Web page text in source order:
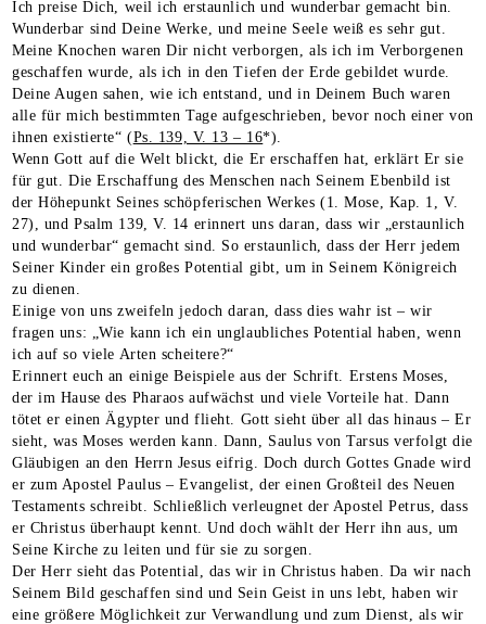
Ich preise Dich, weil ich erstaunlich und wunderbar gemacht bin.
Wunderbar sind Deine Werke, und meine Seele weiß es sehr gut.
Meine Knochen waren Dir nicht verborgen, als ich im Verborgenen
geschaffen wurde, als ich in den Tiefen der Erde gebildet wurde.
Deine Augen sahen, wie ich entstand, und in Deinem Buch waren
alle für mich bestimmten Tage aufgeschrieben, bevor noch einer von
ihnen existierte“ (Ps. 139, V. 13 – 16*).
Wenn Gott auf die Welt blickt, die Er erschaffen hat, erklärt Er sie
für gut. Die Erschaffung des Menschen nach Seinem Ebenbild ist
der Höhepunkt Seines schöpferischen Werkes (1. Mose, Kap. 1, V.
27), und Psalm 139, V. 14 erinnert uns daran, dass wir „erstaunlich
und wunderbar“ gemacht sind. So erstaunlich, dass der Herr jedem
Seiner Kinder ein großes Potential gibt, um in Seinem Königreich
zu dienen.
Einige von uns zweifeln jedoch daran, dass dies wahr ist – wir
fragen uns: „Wie kann ich ein unglaubliches Potential haben, wenn
ich auf so viele Arten scheitere?“
Erinnert euch an einige Beispiele aus der Schrift. Erstens Moses,
der im Hause des Pharaos aufwächst und viele Vorteile hat. Dann
tötet er einen Ägypter und flieht. Gott sieht über all das hinaus – Er
sieht, was Moses werden kann. Dann, Saulus von Tarsus verfolgt die
Gläubigen an den Herrn Jesus eifrig. Doch durch Gottes Gnade wird
er zum Apostel Paulus – Evangelist, der einen Großteil des Neuen
Testaments schreibt. Schließlich verleugnet der Apostel Petrus, dass
er Christus überhaupt kennt. Und doch wählt der Herr ihn aus, um
Seine Kirche zu leiten und für sie zu sorgen.
Der Herr sieht das Potential, das wir in Christus haben. Da wir nach
Seinem Bild geschaffen sind und Sein Geist in uns lebt, haben wir
eine größere Möglichkeit zur Verwandlung und zum Dienst, als wir